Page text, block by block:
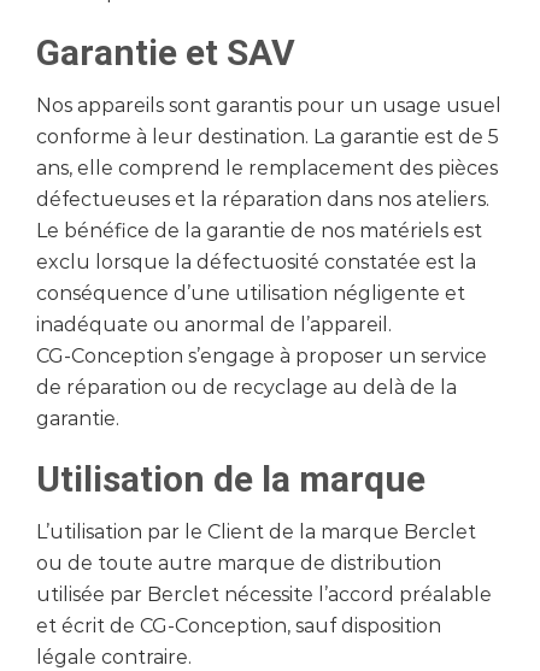
Garantie et SAV
Nos appareils sont garantis pour un usage usuel
conforme à leur destination. La garantie est de 5
ans, elle comprend le remplacement des pièces
défectueuses et la réparation dans nos ateliers.
Le bénéfice de la garantie de nos matériels est
exclu lorsque la défectuosité constatée est la
conséquence d’une utilisation négligente et
inadéquate ou anormal de l’appareil.
CG-Conception s’engage à proposer un service
de réparation ou de recyclage au delà de la
garantie.
Utilisation de la marque
L’utilisation par le Client de la marque Berclet
ou de toute autre marque de distribution
utilisée par Berclet nécessite l’accord préalable
et écrit de CG-Conception, sauf disposition
légale contraire.